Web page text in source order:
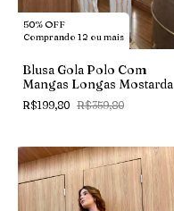
50% OFF
Comprando 12 ou mais
Blusa Gola Polo Com
Mangas Longas Mostarda
R$199,80 R$359,80